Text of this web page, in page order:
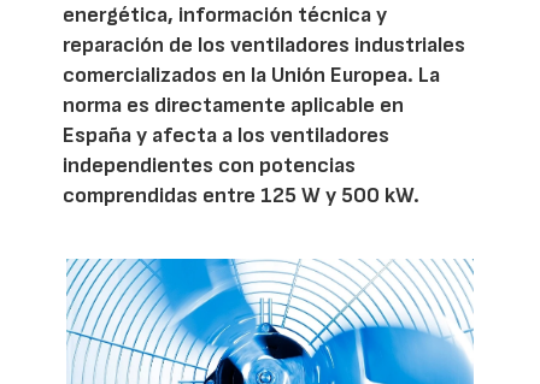
energética, información técnica y
reparación de los ventiladores industriales
comercializados en la Unión Europea. La
norma es directamente aplicable en
España y afecta a los ventiladores
independientes con potencias
comprendidas entre 125 W y 500 kW.